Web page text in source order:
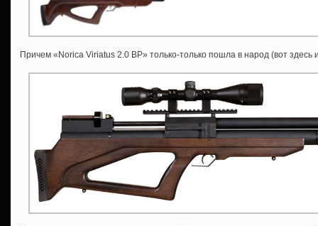
Причем «Norica Viriatus 2.0 BP» только-только пошла в народ (вот